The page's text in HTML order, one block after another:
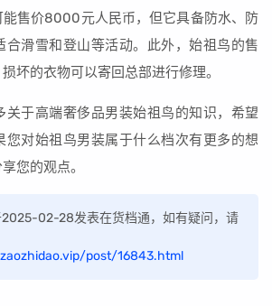
能售价8000元人民币，但它具备防水、防
合滑雪和登山等活动。此外，始祖鸟的售
坏的衣物可以寄回总部进行修理。
关于高端奢侈品男装始祖鸟的知识，希望
您对始祖鸟男装属于什么档次有更多的想
您的观点。
02-28发表在货档通，如有疑问，请
post/16843.html